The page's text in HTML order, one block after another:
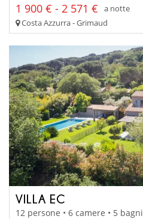
1 900 € - 2 571 €
a notte
Costa Azzurra - Grimaud
VILLA EC
12 persone • 6 camere • 5 bagni